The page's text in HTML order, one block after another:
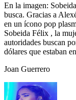
En la imagen:
busca. Gracias a
en un ícono pop
Sobeida Félix , la
autoridades buscan
dólares que estaban
Joan Guerrero